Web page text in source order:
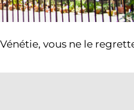
vous ne le